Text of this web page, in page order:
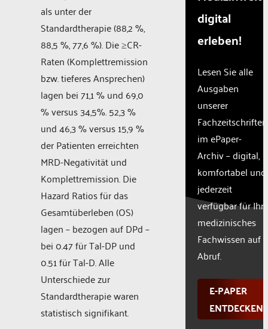
als unter der
Standardtherapie (88,2 %,
88,5 %, 77,6 %). Die ≥CR-
Raten (Komplettremission
bzw. tieferes Ansprechen)
lagen bei 71,1 % und 69,0
% versus 34,5%. 52,3 %
und 46,3 % versus 15,9 %
der Patienten erreichten
MRD-Negativität und
Komplettremission. Die
Hazard Ratios für das
Gesamtüberleben (OS)
lagen – bezogen auf DPd –
bei 0.47 für Tal-DP und
0.51 für Tal-D. Alle
Unterschiede zur
Standardtherapie waren
statistisch signifikant.
digital
erleben!
Lesen Sie alle
Ausgaben
unserer
Fachzeitschriften
im ePaper-
Archiv – digital,
komfortabel und
jederzeit
verfügbar für Ihr
medizinisches
Fachwissen auf
Abruf.
E-PAPER
ENTDECKEN